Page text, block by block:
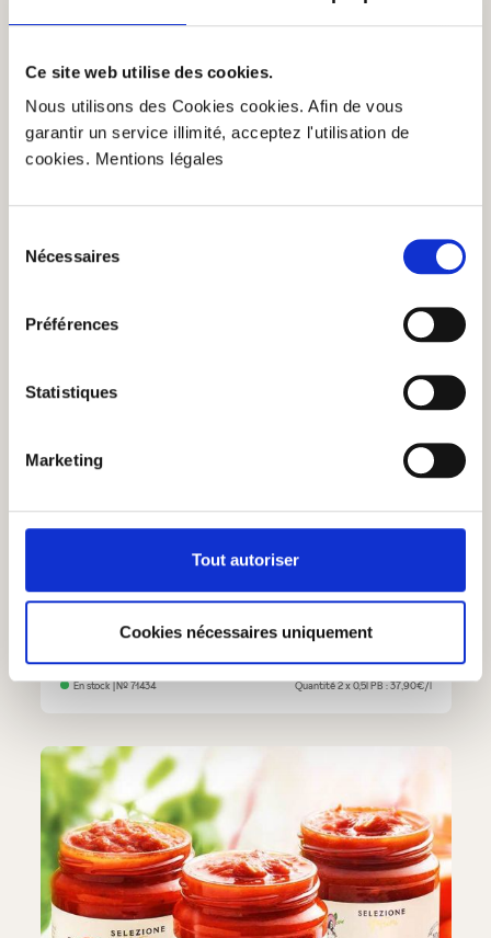
Ce site web utilise des cookies.
Nous utilisons des Cookies cookies. Afin de vous
garantir un service illimité, acceptez l'utilisation de
cookies. Mentions légales
Nécessaires
Préférences
Statistiques
Marketing
Tout autoriser
Cookies nécessaires uniquement
Note moyenne de 3 sur 5 étoiles
37,90 € 43,80 €
Duo d'huile d'olives
En stock| №71434 Quantité2 x 0,5lPB : 37,90€/l